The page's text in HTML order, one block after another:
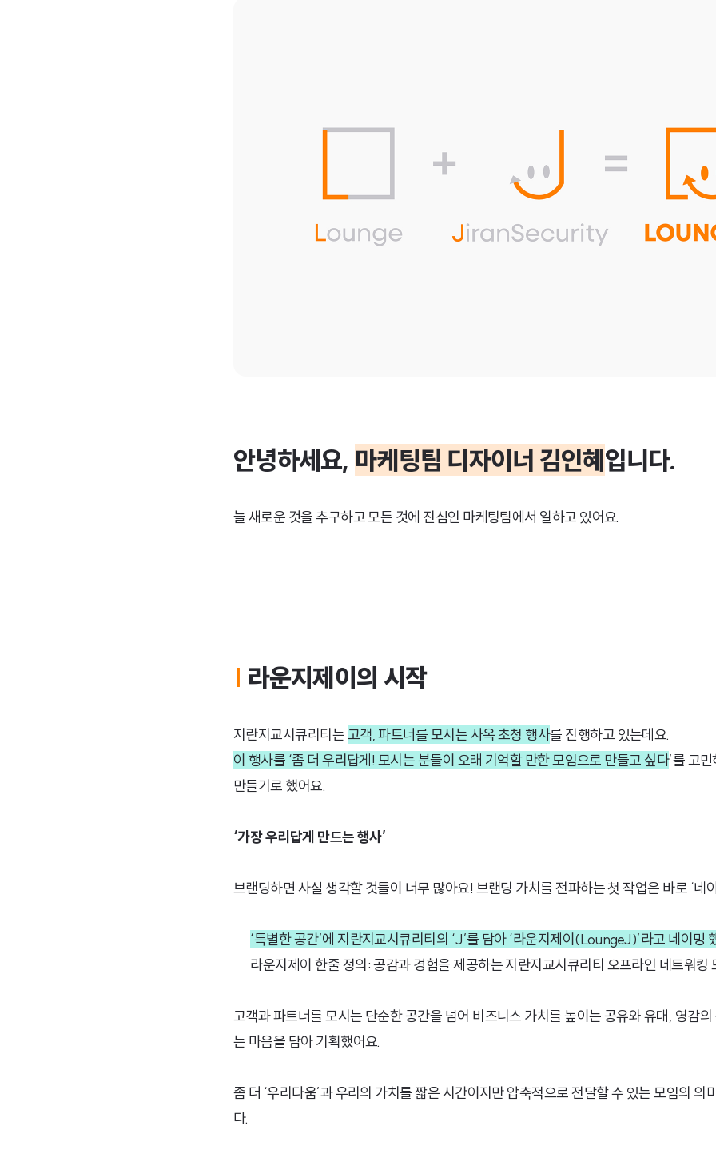
안녕하세요, 마케팅팀 디자이너 김인혜 입니다.
늘 새로운 것을 추구하고 모든 것에 진심인 마케팅팀에서 일하고 있어요.
| 라운지제이의 시작
지란지교시큐리티는고객, 파트너를 모시는 사옥 초청 행사를 진행하고 있는데요.🏢
이 행사를 ‘좀 더 우리답게! 모시는 분들이 오래 기억할 만한 모임으로 만들고 싶다’를 고
만들기로 했어요.
‘가장 우리답게 만드는 행사’
브랜딩하면 사실 생각할 것들이 너무 많아요! 브랜딩 가치를 전파하는 첫 작업은 바로 ‘네
‘특별한 공간’에 지란지교시큐리티의 ‘J’를 담아 ‘라운지제이(LoungeJ)’라고 네이밍
📍라운지제이 한줄 정의: 공감과 경험을 제공하는 지란지교시큐리티 오프라인 네트워킹
고객과 파트너를 모시는 단순한 공간을 넘어 비즈니스 가치를 높이는 공유와 유대, 영감
는 마음을 담아 기획했어요.
좀 더 ‘우리다움’과 우리의 가치를 짧은 시간이지만 압축적으로 전달할 수 있는 모임의 의
다.